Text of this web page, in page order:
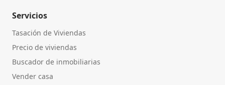
Servicios
Tasación de Viviendas
Precio de viviendas
Buscador de inmobiliarias
Vender casa